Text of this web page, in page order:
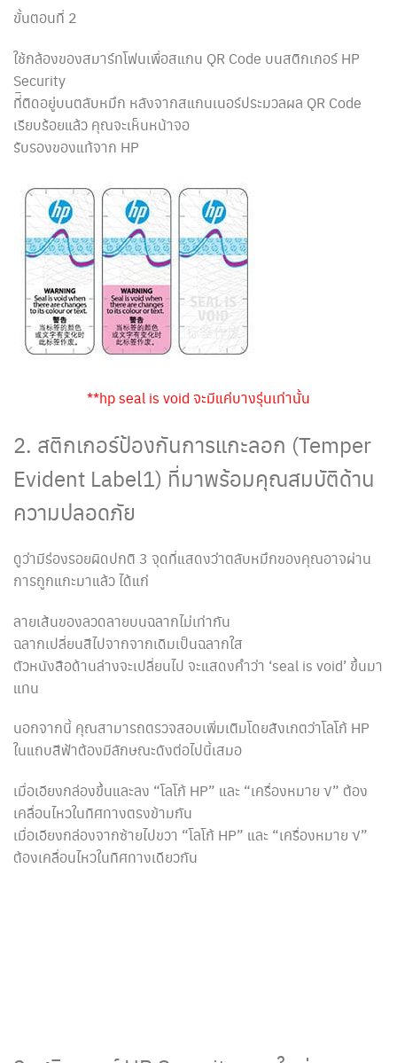
ขั้นตอนที่ 2
ใช้กล้องของสมาร์ทโฟนเพื่อสแกน QR Code บนสติกเกอร์ HP
Security
ที่ิติดอยู่บนตลับหมึก หลังจากสแกนเนอร์ประมวลผล QR Code
เรียบร้อยแล้ว คุณจะเห็นหน้าจอ
รับรองของแท้จาก HP
**hp seal is void จะมีแค่บางรุ่นเท่านั้น
2. สติกเกอร์ป้องกันการแกะลอก (Temper
Evident Label1) ที่มาพร้อมคุณสมบัติด้าน
ความปลอดภัย
ดูว่ามีร่องรอยผิดปกติ 3 จุดที่แสดงว่าตลับหมึกของคุณอาจผ่าน
การถูกแกะมาแล้ว ได้แก่
ลายเส้นของลวดลายบนฉลากไม่เท่ากัน
ฉลากเปลี่ยนสีไปจากจากเดิมเป็นฉลากใส
ตัวหนังสือด้านล่างจะเปลี่ยนไป จะแสดงคำว่า ‘seal is void’ ขึ้นมา
แทน
นอกจากนี้ คุณสามารถตรวจสอบเพิ่มเติมโดยสังเกตว่าโลโก้ HP
ในแถบสีฟ้าต้องมีลักษณะดังต่อไปนี้เสมอ
เมื่อเอียงกล่องขึ้นและลง “โลโก้ HP” และ “เครื่องหมาย √” ต้อง
เคลื่อนไหวในทิศทางตรงข้ามกัน
เมื่อเอียงกล่องจากซ้ายไปขวา “โลโก้ HP” และ “เครื่องหมาย √”
ต้องเคลื่อนไหวในทิศทางเดียวกัน